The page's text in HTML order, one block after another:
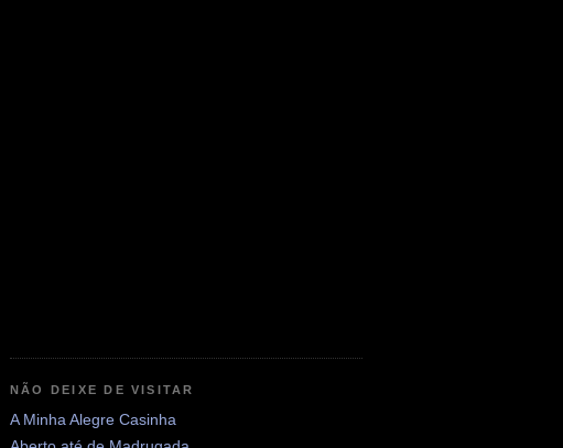
NÃO DEIXE DE VISITAR
A Minha Alegre Casinha